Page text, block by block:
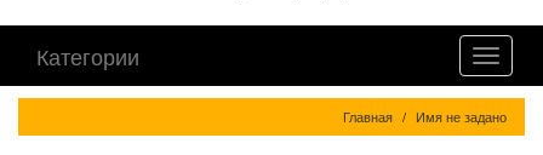
Категории
Главная Имя не задано